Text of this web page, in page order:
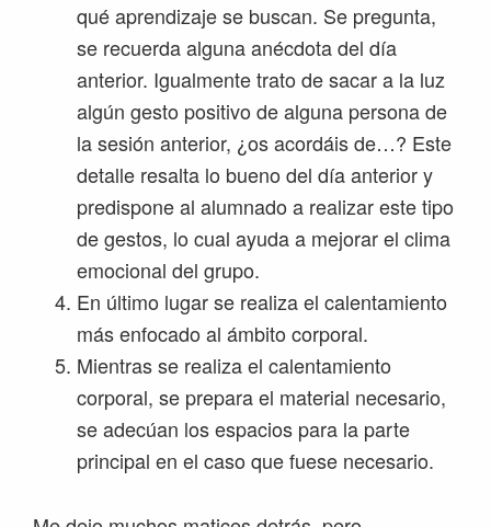
qué aprendizaje se buscan. Se pregunta,
se recuerda alguna anécdota del día
anterior. Igualmente trato de sacar a la luz
algún gesto positivo de alguna persona de
la sesión anterior, ¿os acordáis de…? Este
detalle resalta lo bueno del día anterior y
predispone al alumnado a realizar este tipo
de gestos, lo cual ayuda a mejorar el clima
emocional del grupo.
En último lugar se realiza el calentamiento
más enfocado al ámbito corporal.
Mientras se realiza el calentamiento
corporal, se prepara el material necesario,
se adecúan los espacios para la parte
principal en el caso que fuese necesario.